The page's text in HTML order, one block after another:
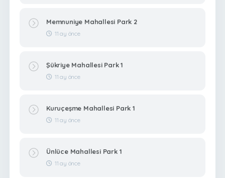
Memnuniye Mahallesi Park 2
11 ay önce
Şükriye Mahallesi Park 1
11 ay önce
Kuruçeşme Mahallesi Park 1
11 ay önce
Ünlüce Mahallesi Park 1
11 ay önce